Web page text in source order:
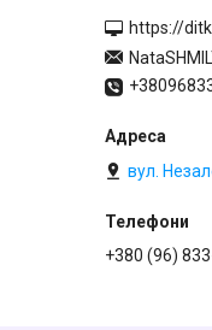
https://
вул.
+380 (96)